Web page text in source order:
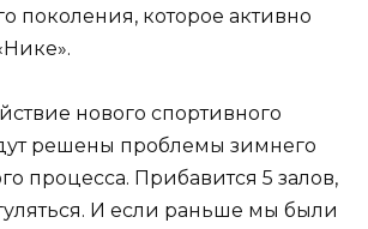
поколения, которое активно
нового спортивного
решены проблемы зимнего
процесса. Прибавится 5 залов,
И если раньше мы были